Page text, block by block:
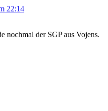
22:14
nochmal der SGP aus Vojens.